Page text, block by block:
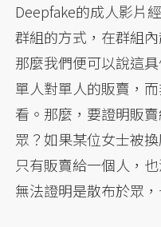
Deepfake的成人影片
群組的方式，在群組
那麼我們便可以說這
單人對單人的販賣，
看。那麼，要證明販
眾？如果某位女士被
只有販賣給一個人，
無法證明是散布於眾